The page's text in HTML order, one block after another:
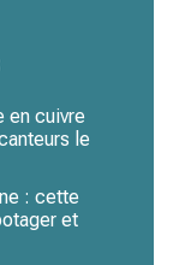
en cuivre
le
: cette
et